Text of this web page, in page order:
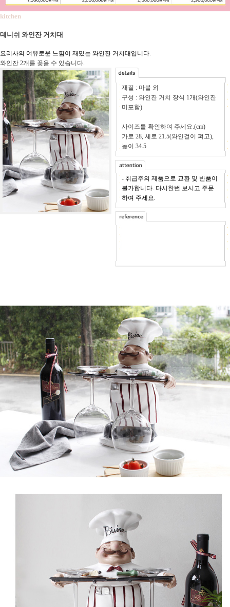
kitchen
데니쉬 와인잔 거치대
요리사의 여유로운 느낌이 재밌는 와인잔 거치대입니다.
와인잔 2개를 꽂을 수 있습니다.
재질 : 마블 외
구성 : 와인잔 거치 장식 1개(와인잔
미포함)
사이즈를 확인하여 주세요.(cm)
가로 28, 세로 21.5(와인걸이 펴고),
높이 34.5
- 취급주의 제품으로 교환 및 반품이
불가합니다. 다시한번 보시고 주문
하여 주세요.